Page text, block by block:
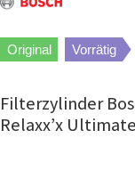
Original Vorrätig
Filterzylinder
Relaxx’x